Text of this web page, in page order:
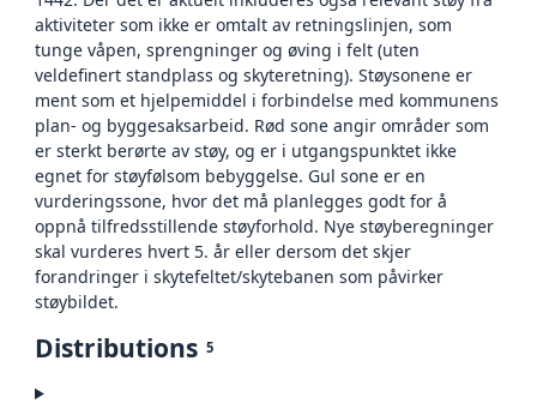
aktiviteter som ikke er omtalt av retningslinjen, som
tunge våpen, sprengninger og øving i felt (uten
veldefinert standplass og skyteretning). Støysonene er
ment som et hjelpemiddel i forbindelse med kommunens
plan- og byggesaksarbeid. Rød sone angir områder som
er sterkt berørte av støy, og er i utgangspunktet ikke
egnet for støyfølsom bebyggelse. Gul sone er en
vurderingssone, hvor det må planlegges godt for å
oppnå tilfredsstillende støyforhold. Nye støyberegninger
skal vurderes hvert 5. år eller dersom det skjer
forandringer i skytefeltet/skytebanen som påvirker
støybildet.
Distributions 5